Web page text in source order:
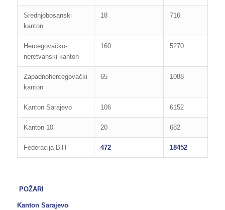
Srednjobosanski
kanton
18 716
Hercegovačko-
neretvanski kanton
160 5270
Zapadnohercegovački
kanton
65 1088
Kanton Sarajevo 106 6152
Kanton 10 20 682
Federacija BiH 472 18452
POŽARI
Kanton Sarajevo